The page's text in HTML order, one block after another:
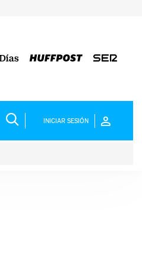
INICIAR SESIÓN